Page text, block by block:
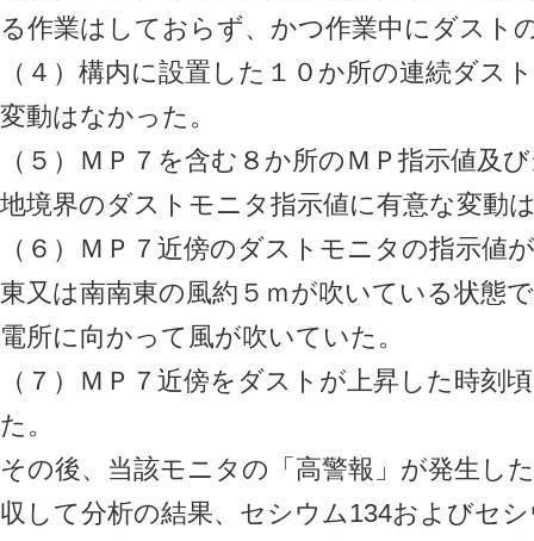
る作業はしておらず、かつ作業中にダスト
（４）構内に設置した１０か所の連続ダス
変動はなかった。
（５）ＭＰ７を含む８か所のＭＰ指示値及
地境界のダストモニタ指示値に有意な変動
（６）ＭＰ７近傍のダストモニタの指示値
東又は南南東の風約５ｍが吹いている状態
電所に向かって風が吹いていた。
（７）ＭＰ７近傍をダストが上昇した時刻
た。
その後、当該モニタの「高警報」が発生し
収して分析の結果、セシウム134およびセ